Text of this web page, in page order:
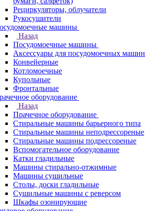
Рециркуляторы, облучатели
Рукосушители
машины
Назад
Посудомоечные машины
Аксессуары для посудомоечных машин
Конвейерные
Котломоечные
Купольные
Фронтальные
оборудование
Назад
Прачечное оборудование
Cтиральные машины барьерного типа
Cтиральные машины неподрессореные
Cтиральные машины подрессореные
Вспомогательное оборудование
Катки гладильные
Машины стирально-отжимные
Машины сушильные
Столы, доски гладильные
Сушильные машины с реверсом
Шкафы озонирующие